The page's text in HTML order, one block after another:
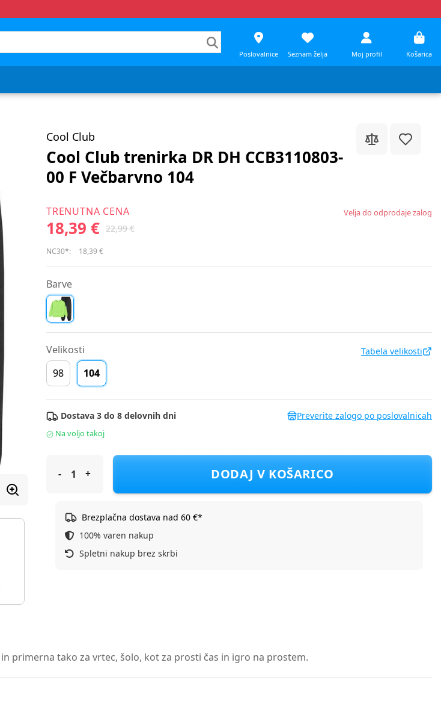
Poslovalnice Seznam želja Moj profil Košarica
Cool Club
Cool Club trenirka DR DH CCB3110803-
00 F Večbarvno 104
TRENUTNA CENA
18,39 € 22,99 €
Velja do odprodaje zalog
NC30*: 18,39 €
Barve
Velikosti Tabela velikosti
98 104
Dostava 3 do 8 delovnih dni Preverite zalogo po poslovalnicah
Na voljo takoj
Cool Club trenirka DR DH CCB3110803-00 F Večbarvno 104
DODAJ V KOŠARICO
Brezplačna dostava nad 60 €*
100% varen nakup
Spletni nakup brez skrbi
primerna tako za vrtec, šolo, kot za prosti čas in igro na prostem.